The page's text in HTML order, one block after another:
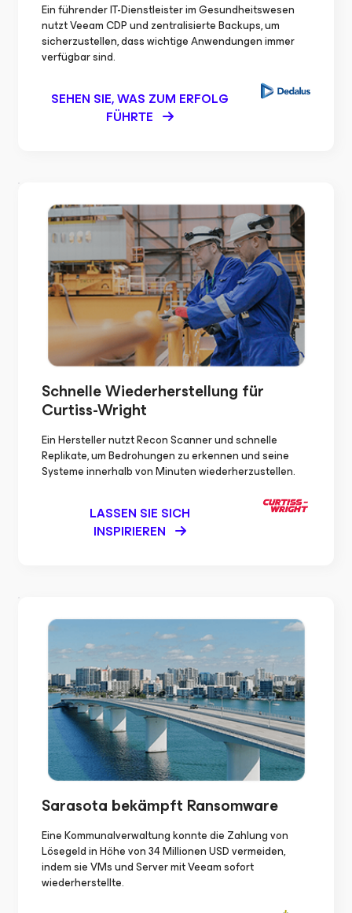
Ein führender IT-Dienstleister im Gesundheitswesen
nutzt Veeam CDP und zentralisierte Backups, um
sicherzustellen, dass wichtige Anwendungen immer
verfügbar sind.
SEHEN SIE, WAS ZUM ERFOLG
FÜHRTE
Schnelle Wiederherstellung für
Curtiss-Wright
Ein Hersteller nutzt Recon Scanner und schnelle
Replikate, um Bedrohungen zu erkennen und seine
Systeme innerhalb von Minuten wiederherzustellen.
LASSEN SIE SICH
INSPIRIEREN
Sarasota bekämpft Ransomware
Eine Kommunalverwaltung konnte die Zahlung von
Lösegeld in Höhe von 34 Millionen USD vermeiden,
indem sie VMs und Server mit Veeam sofort
wiederherstellte.